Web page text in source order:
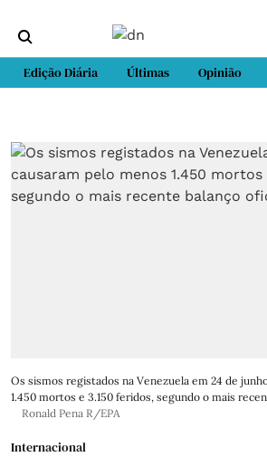
Edição Diária Últimas Opinião
Os sismos registados na Venezuela em 24 de
1.450 mortos e 3.150 feridos, segundo o mais
Ronald Pena R/EPA
Internacional